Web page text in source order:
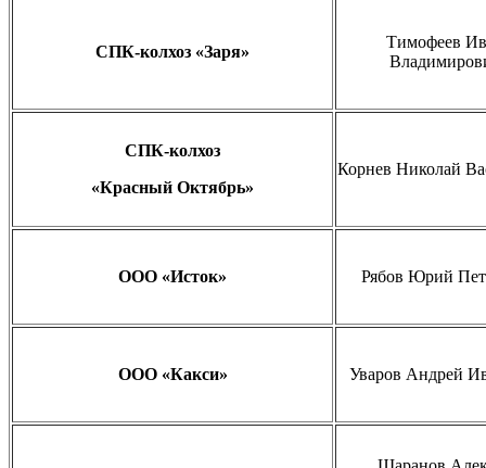
СПК-колхоз «Заря»
Тимофеев
СПК-колхоз
«Красный Октябрь»
Корнев Николай
ООО «Исток» Рябов Юрий
ООО «Какси» Уваров Андрей